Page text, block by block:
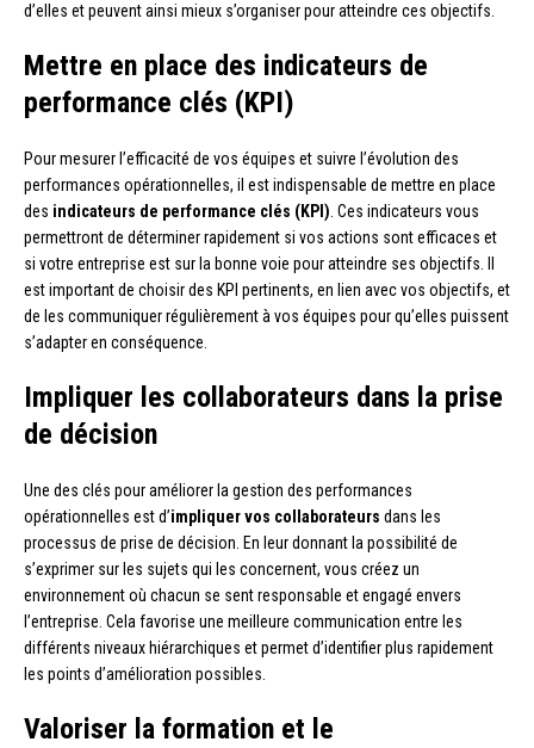
d’elles et peuvent ainsi mieux s’organiser pour atteindre ces objectifs.
Mettre en place des indicateurs de
performance clés (KPI)
Pour mesurer l’efficacité de vos équipes et suivre l’évolution des
performances opérationnelles, il est indispensable de mettre en place
des indicateurs de performance clés (KPI). Ces indicateurs vous
permettront de déterminer rapidement si vos actions sont efficaces et
si votre entreprise est sur la bonne voie pour atteindre ses objectifs. Il
est important de choisir des KPI pertinents, en lien avec vos objectifs, et
de les communiquer régulièrement à vos équipes pour qu’elles puissent
s’adapter en conséquence.
Impliquer les collaborateurs dans la prise
de décision
Une des clés pour améliorer la gestion des performances
opérationnelles est d’impliquer vos collaborateurs dans les
processus de prise de décision. En leur donnant la possibilité de
s’exprimer sur les sujets qui les concernent, vous créez un
environnement où chacun se sent responsable et engagé envers
l’entreprise. Cela favorise une meilleure communication entre les
différents niveaux hiérarchiques et permet d’identifier plus rapidement
les points d’amélioration possibles.
Valoriser la formation et le